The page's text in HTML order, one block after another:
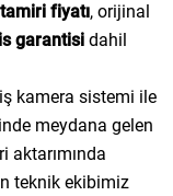
fiyatı, orijinal
garantisi dahil
kamera sistemi ile
meydana gelen
aktarımında
teknik ekibimiz